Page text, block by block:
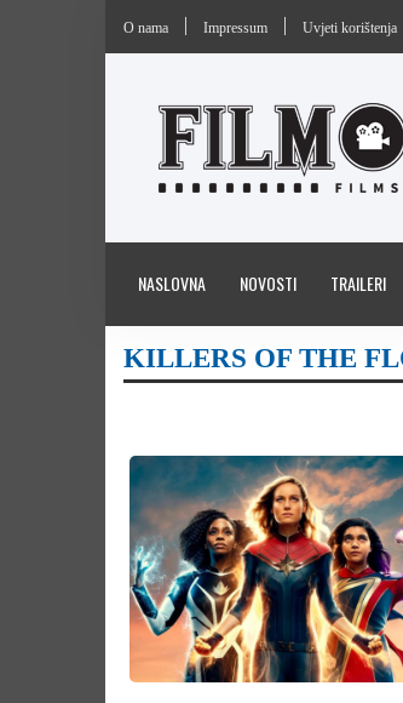
O nama Impressum Uvjeti korištenja
NASLOVNA NOVOSTI TRAILERI
KILLERS OF THE